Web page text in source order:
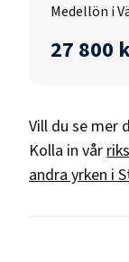
Medellön i
27 800
Vill du se mer
Kolla in vår
andra yrken i